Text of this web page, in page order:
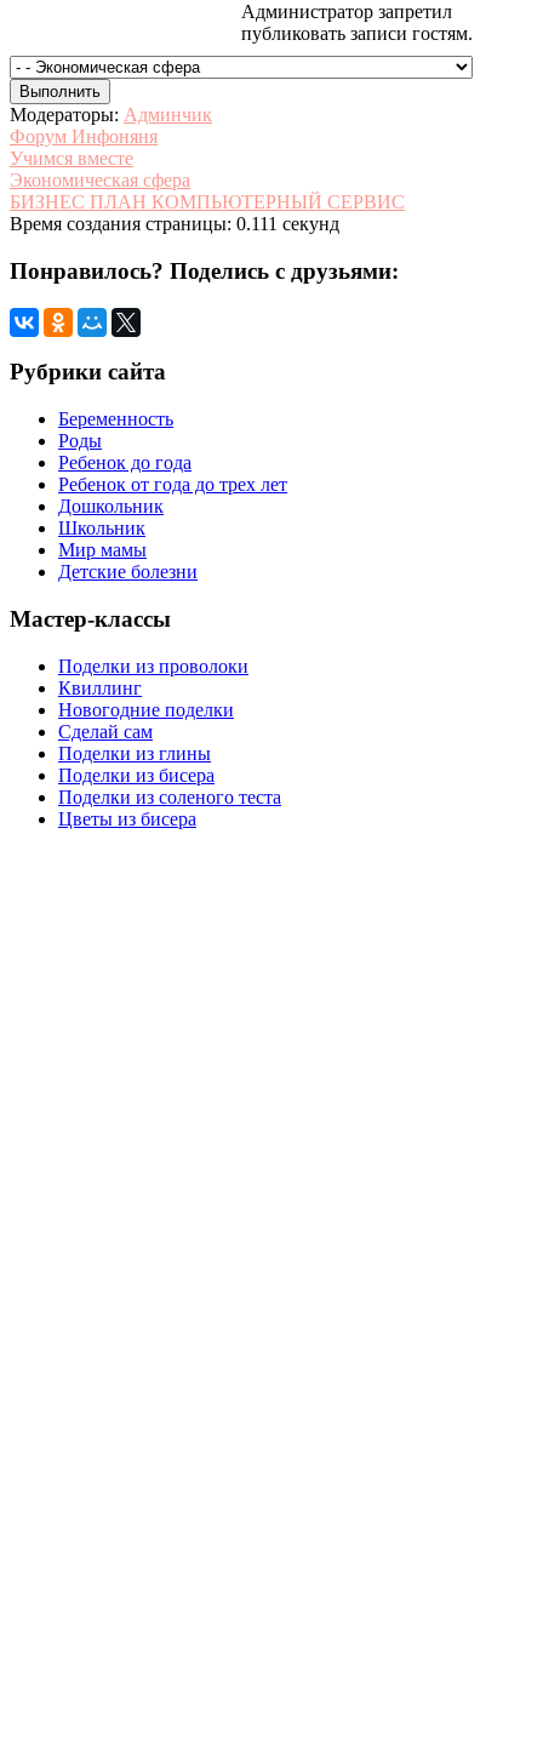
Администратор запретил
публиковать записи гостям.
Модераторы: Админчик
Форум Инфоняня
Учимся вместе
Экономическая сфера
БИЗНЕС ПЛАН КОМПЬЮТЕРНЫЙ СЕРВИС
Время создания страницы: 0.111 секунд
Понравилось? Поделись с друзьями:
Рубрики сайта
Беременность
Роды
Ребенок до года
Ребенок от года до трех лет
Дошкольник
Школьник
Мир мамы
Детские болезни
Мастер-классы
Поделки из проволоки
Квиллинг
Новогодние поделки
Сделай сам
Поделки из глины
Поделки из бисера
Поделки из соленого теста
Цветы из бисера